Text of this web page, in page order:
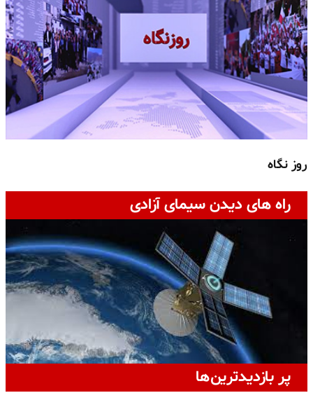
روز نگاه
راه های دیدن سیمای آزادی
پر بازدیدترین‌ها